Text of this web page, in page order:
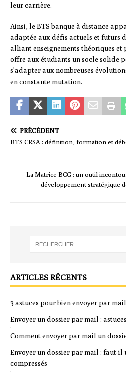
leur carrière.
Ainsi, le BTS banque à distance
adaptée aux défis actuels et futurs
alliant enseignements théoriques
offre aux étudiants un socle solide
s’adapter aux nombreuses
en constante mutation.
PRÉCÉDENT
BTS CRSA : définition, formation et
La Matrice BCG : un outil
développement stratégique
ARTICLES RÉCENTS
3 astuces pour bien envoyer par
Envoyer un dossier par mail :
Comment envoyer par mail un
Envoyer un dossier par mail : faut-il
compressés